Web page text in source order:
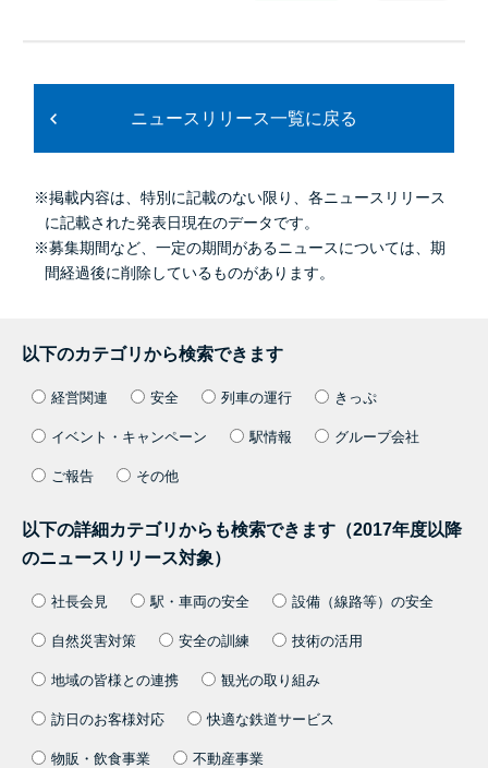
ニュースリリース一覧に戻る
※掲載内容は、特別に記載のない限り、各ニュースリリース
に記載された発表日現在のデータです。
※募集期間など、一定の期間があるニュースについては、期
間経過後に削除しているものがあります。
以下のカテゴリから検索できます
経営関連 安全 列車の運行 きっぷ
イベント・キャンペーン 駅情報 グループ会社
ご報告 その他
以下の詳細カテゴリからも検索できます（2017年度以降
のニュースリリース対象）
社長会見 駅・車両の安全 設備（線路等）の安全
自然災害対策 安全の訓練 技術の活用
地域の皆様との連携 観光の取り組み
訪日のお客様対応 快適な鉄道サービス
物販・飲食事業 不動産事業